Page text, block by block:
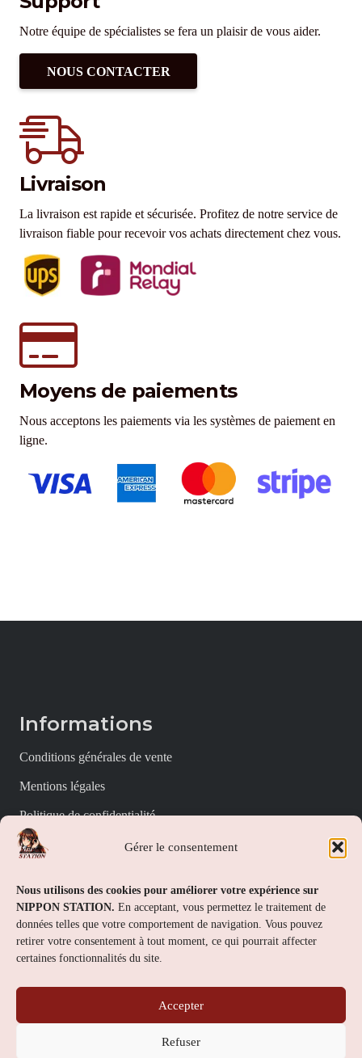
Gérer le consentement
Nous utilisons des cookies pour améliorer votre expérience sur
NIPPON STATION. En acceptant, vous permettez le traitement de
données telles que votre comportement de navigation. Vous pouvez
retirer votre consentement à tout moment, ce qui pourrait affecter
certaines fonctionnalités du site.
Accepter
Refuser
Notre équipe de spécialistes se fera un plaisir de vous aider.
NOUS CONTACTER
Livraison
La livraison est rapide et sécurisée. Profitez de notre service de
livraison fiable pour recevoir vos achats directement chez vous.
Moyens de paiements
Nous acceptons les paiements via les systèmes de paiement en
ligne.
Informations
Conditions générales de vente
Mentions légales
Politique de confidentialité
Politique de cookies (UE)
Nippon Station
À propos
FAQs
Contact